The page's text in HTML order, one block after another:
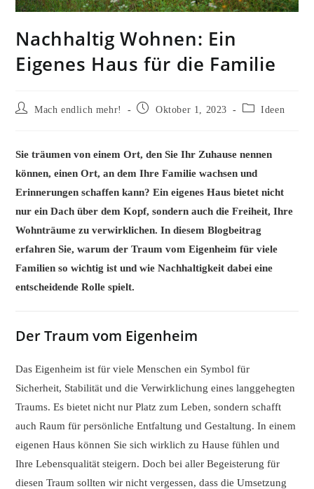
Nachhaltig Wohnen: Ein
Eigenes Haus für die Familie
Beitrags-
Mach endlich mehr!
BeitragOktober 1, 2023
Beitrags-
Ideen
Sie träumen von einem Ort, den Sie Ihr Zuhause nennen
können, einen Ort, an dem Ihre Familie wachsen und
Erinnerungen schaffen kann? Ein eigenes Haus bietet nicht
nur ein Dach über dem Kopf, sondern auch die Freiheit, Ihre
Wohnträume zu verwirklichen. In diesem Blogbeitrag
erfahren Sie, warum der Traum vom Eigenheim für viele
Familien so wichtig ist und wie Nachhaltigkeit dabei eine
entscheidende Rolle spielt.
Der Traum vom Eigenheim
Das Eigenheim ist für viele Menschen ein Symbol für
Sicherheit, Stabilität und die Verwirklichung eines langgehegten
Traums. Es bietet nicht nur Platz zum Leben, sondern schafft
auch Raum für persönliche Entfaltung und Gestaltung. In einem
eigenen Haus können Sie sich wirklich zu Hause fühlen und
Ihre Lebensqualität steigern. Doch bei aller Begeisterung für
diesen Traum sollten wir nicht vergessen, dass die Umsetzung